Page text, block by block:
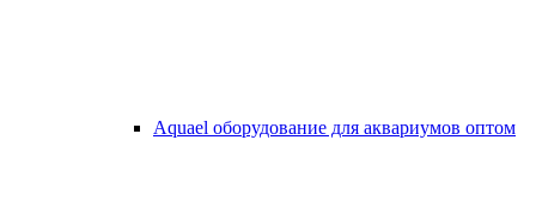
Aquael оборудование для аквариумов оптом